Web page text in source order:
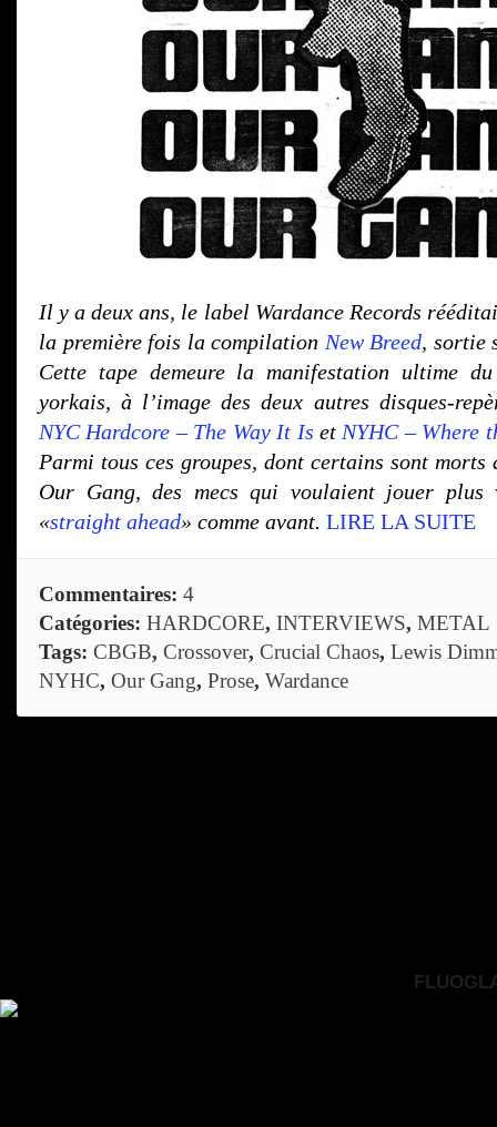
Il y a deux ans, le label Wardance Records
la première fois la compilation New Breed, sortie
Cette tape demeure la manifestation ultime
yorkais, à l’image des deux autres disques-
NYC Hardcore – The Way It Is et NYHC – Where
Parmi tous ces groupes, dont certains sont
Our Gang, des mecs qui voulaient jouer plus
«straight ahead» comme avant. LIRE LA SUITE
Commentaires: 4
Catégories: HARDCORE, INTERVIEWS, METAL
Tags: CBGB, Crossover, Crucial Chaos, Lewis
NYHC, Our Gang, Prose, Wardance